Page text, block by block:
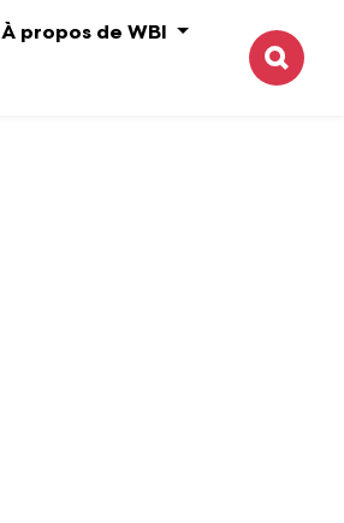
À propos de WBI